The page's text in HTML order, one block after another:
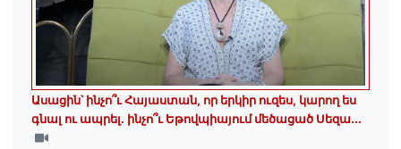
Ասացին՝ ինչո՞ւ Հայաստան, որ երկիր ուզես, կարող ես
գնալ ու ապրել․ ինչո՞ւ Եթովպիայում մեծացած Սեզա...